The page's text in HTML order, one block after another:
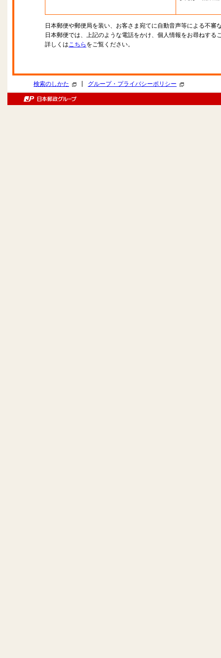
日本郵便や郵便局を装い、お客さま宛てに自動音声等による不審
日本郵便では、上記のような電話をかけ、個人情報をお尋ねする
詳しくはこちら をご覧ください。
検索のしかた グループ・プライバシーポリシー